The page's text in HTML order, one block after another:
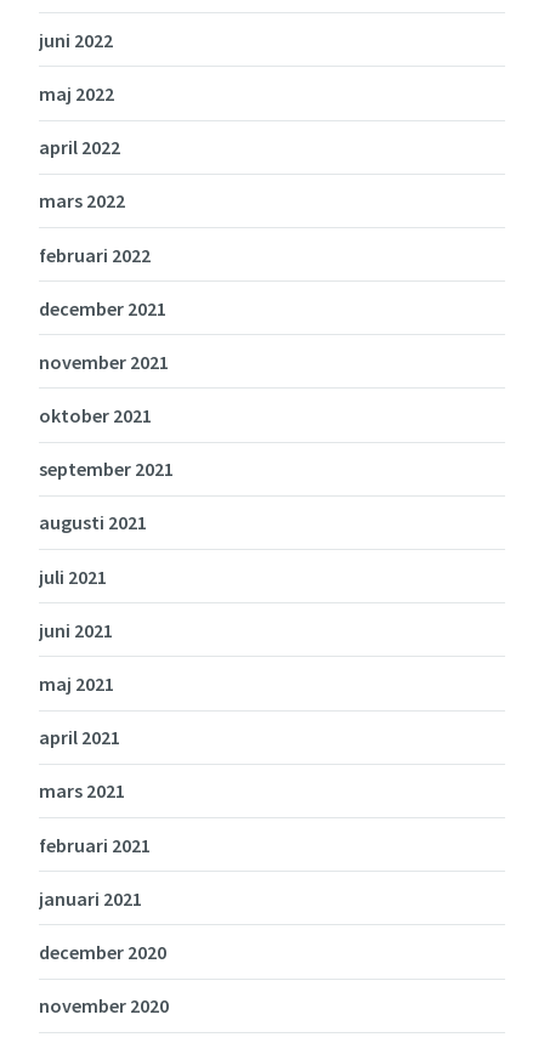
juni 2022
maj 2022
april 2022
mars 2022
februari 2022
december 2021
november 2021
oktober 2021
september 2021
augusti 2021
juli 2021
juni 2021
maj 2021
april 2021
mars 2021
februari 2021
januari 2021
december 2020
november 2020